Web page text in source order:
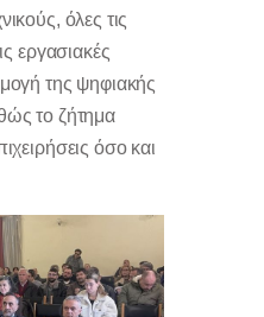
όλες τις
εργασιακές
της ψηφιακής
το ζήτημα
όσο και